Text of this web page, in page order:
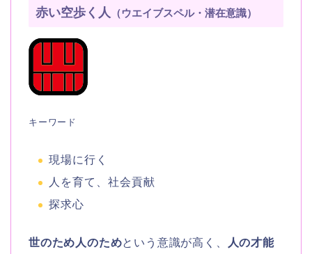
赤い空歩く人 （ウエイブスペル・潜在意識）
キーワード
現場に行く
人を育て、社会貢献
探求心
世のため人のためという意識が高く、
人の才能